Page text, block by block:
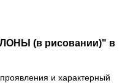
(в рисовании)" в
и характерный